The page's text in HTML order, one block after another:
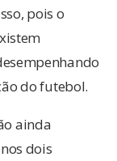
pois o
do futebol.
ainda
dois